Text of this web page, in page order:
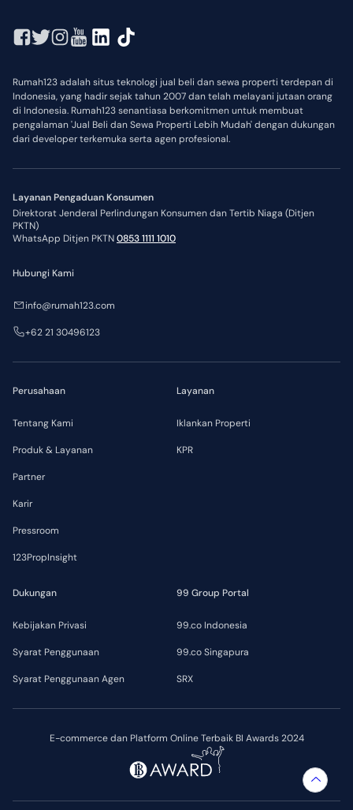
Rumah123 adalah situs teknologi jual beli dan sewa properti terdepan di
Indonesia, yang hadir sejak tahun 2007 dan telah melayani jutaan orang
di Indonesia. Rumah123 senantiasa berkomitmen untuk membuat
pengalaman 'Jual Beli dan Sewa Properti Lebih Mudah' dengan dukungan
dari developer terkemuka serta agen profesional.
Layanan Pengaduan Konsumen
Direktorat Jenderal Perlindungan Konsumen dan Tertib Niaga (Ditjen
PKTN)
WhatsApp Ditjen PKTN0853 1111 1010
E-commerce dan Platform Online Terbaik BI Awards 2024
Perusahaan
Tentang Kami
Produk & Layanan
Partner
Karir
Pressroom
123PropInsight
Layanan
Iklankan Properti
KPR
Dukungan
Kebijakan Privasi
Syarat Penggunaan
Syarat Penggunaan Agen
99 Group Portal
99.co Indonesia
99.co Singapura
SRX
Hubungi Kami
info@rumah123.com
+62 21 30496123